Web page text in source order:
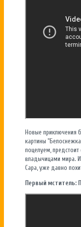
Новые приключения
картины
поцелуем,
владычицами мира.
Сара, уже давно
Первый мститель: